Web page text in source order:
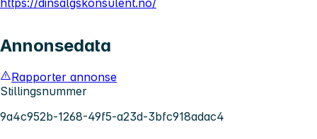
Annonsedata
Rapporter annonse
Stillingsnummer
9a4c952b-1268-49f5-a23d-3bfc918adac4